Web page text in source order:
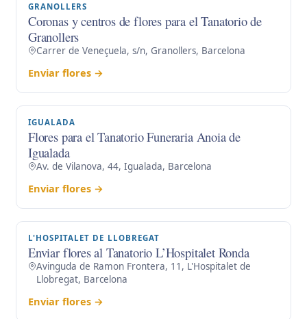
GRANOLLERS
Coronas y centros de flores para el Tanatorio de
Granollers
Carrer de Veneçuela, s/n, Granollers, Barcelona
Enviar flores →
IGUALADA
Flores para el Tanatorio Funeraria Anoia de
Igualada
Av. de Vilanova, 44, Igualada, Barcelona
Enviar flores →
L'HOSPITALET DE LLOBREGAT
Enviar flores al Tanatorio L’Hospitalet Ronda
Avinguda de Ramon Frontera, 11, L'Hospitalet de
Llobregat, Barcelona
Enviar flores →